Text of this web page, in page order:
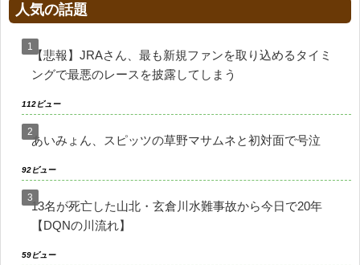
人気の話題
【悲報】JRAさん、最も新規ファンを取り込めるタイミ
ングで最悪のレースを披露してしまう
112ビュー
あいみょん、スピッツの草野マサムネと初対面で号泣
92ビュー
13名が死亡した山北・玄倉川水難事故から今日で20年
【DQNの川流れ】
59ビュー